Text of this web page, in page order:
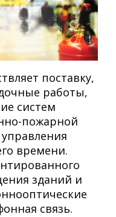
поставку,
работы,
систем
пожарной
времени.
зданий и
связь.